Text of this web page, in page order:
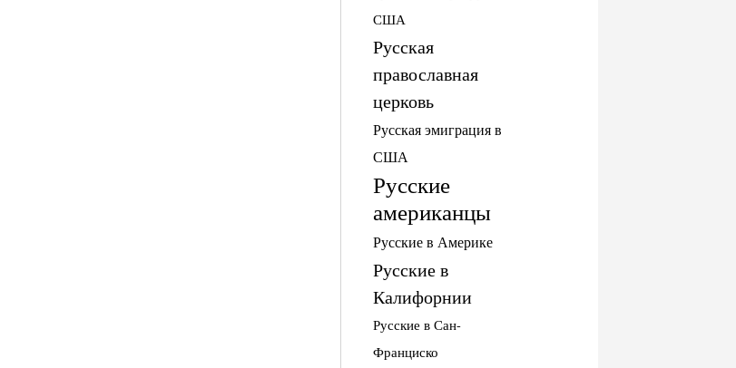
США
Русская
православная
церковь
Русская эмиграция в
США
Русские
американцы
Русские в Америке
Русские в
Калифорнии
Русские в Сан-
Франциско